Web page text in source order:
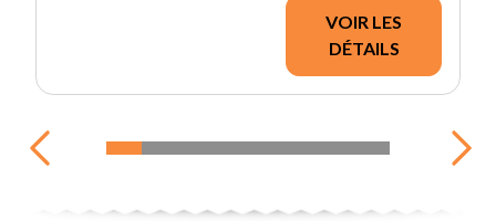
VOIR LES
DÉTAILS